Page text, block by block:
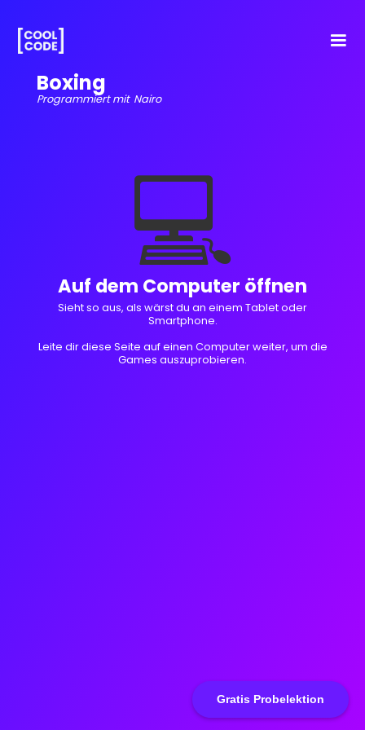
Gratis Probelektion
Boxing
Programmiert mit Nairo
💻
Auf dem Computer öffnen
Sieht so aus, als wärst du an einem Tablet oder
Smartphone.
Leite dir diese Seite auf einen Computer weiter, um die
Games auszuprobieren.